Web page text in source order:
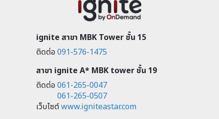
ignite สาขา MBK Tower ชั้น 15
ติดต่อ091-576-1475
สาขา ignite A* MBK tower ชั้น 19
ติดต่อ061-265-0047
061-265-0507
เว็บไซต์www.igniteastar.com